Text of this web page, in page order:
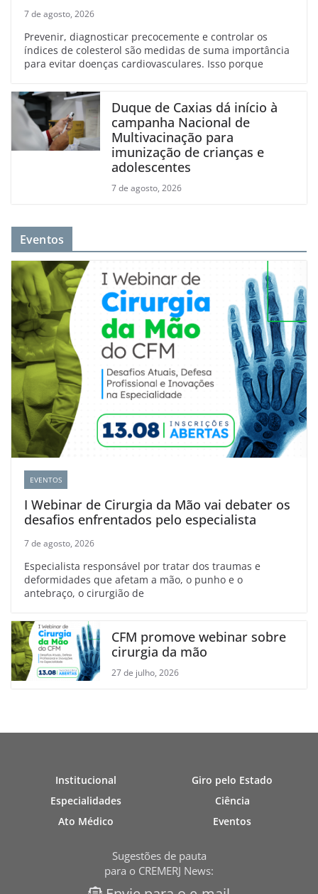
7 de agosto, 2026
Prevenir, diagnosticar precocemente e controlar os
índices de colesterol são medidas de suma importância
para evitar doenças cardiovasculares. Isso porque
Duque de Caxias dá início à
campanha Nacional de
Multivacinação para
imunização de crianças e
adolescentes
7 de agosto, 2026
Eventos
EVENTOS
I Webinar de Cirurgia da Mão vai debater os
desafios enfrentados pelo especialista
7 de agosto, 2026
Especialista responsável por tratar dos traumas e
deformidades que afetam a mão, o punho e o
antebraço, o cirurgião de
CFM promove webinar sobre
cirurgia da mão
27 de julho, 2026
Institucional
Especialidades
Ato Médico
Giro pelo Estado
Ciência
Eventos
Sugestões de pauta
para o CREMERJ News: